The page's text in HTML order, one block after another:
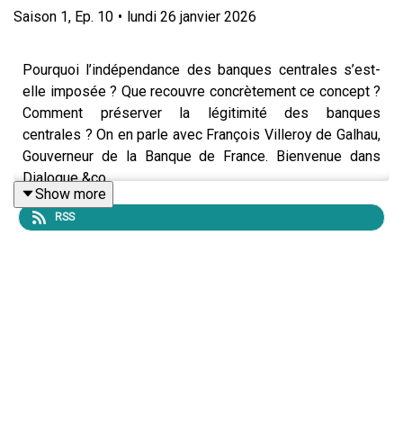
Saison 1, Ep. 10 • lundi 26 janvier 2026
Pourquoi l’indépendance des banques centrales s’est-
elle imposée ? Que recouvre concrètement ce concept ?
Comment préserver la légitimité des banques
centrales ? On en parle avec François Villeroy de Galhau,
Gouverneur de la Banque de France. Bienvenue dans
Dialogue &co.
Show more
RSS